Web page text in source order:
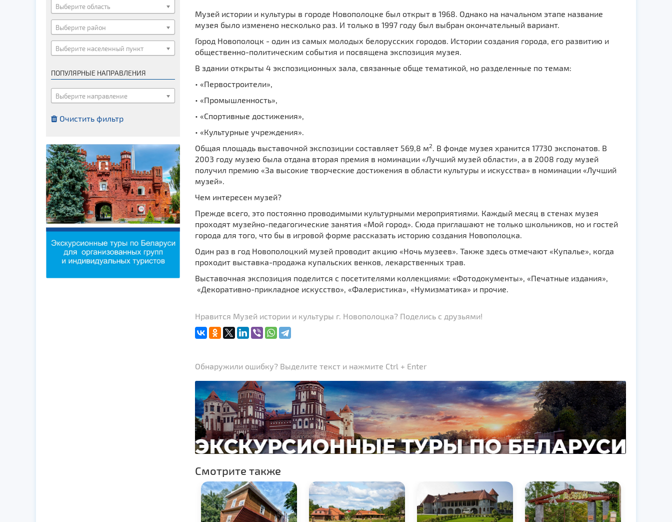
Памятники геодезии
Памятники природы
Памятники известным людям
Церкви
Костелы
Мечети
Кладбище
Культурные центры
Театры
Галереи
Концертные залы
Выберите область
Выберите район
Выберите населенный пункт
ПОПУЛЯРНЫЕ НАПРАВЛЕНИЯ
Выберите направление
Очистить фильтр
Музей истории и культуры в городе Новополоцке был открыт в 1968. Однако на начальном этапе название
музея было изменено несколько раз. И только в 1997 году был выбран окончательный вариант.
Город Новополоцк - один из самых молодых белорусских городов. Истории создания города, его развитию и
общественно-политическим события и посвящена экспозиция музея.
В здании открыты 4 экспозиционных зала, связанные обще тематикой, но разделенные по темам:
• «Первостроители»,
• «Промышленность»,
• «Спортивные достижения»,
• «Культурные учреждения».
Общая площадь выставочной экспозиции составляет 569,8 м2
. В фонде музея хранится 17730 экспонатов. В
2003 году музею была отдана вторая премия в номинации «Лучший музей области», а в 2008 году музей
получил премию «За высокие творческие достижения в области культуры и искусства» в номинации «Лучший
музей».
Чем интересен музей?
Прежде всего, это постоянно проводимыми культурными мероприятиями. Каждый месяц в стенах музея
проходят музейно-педагогические занятия «Мой город». Сюда приглашают не только школьников, но и гостей
города для того, что бы в игровой форме рассказать историю создания Новополоцка.
Один раз в год Новополоцкий музей проводит акцию «Ночь музеев». Также здесь отмечают «Купалье», когда
проходит выставка-продажа купальских венков, лекарственных трав.
Выставочная экспозиция поделится с посетителями коллекциями: «Фотодокументы», «Печатные издания»,
«Декоративно-прикладное искусство», «Фалеристика», «Нумизматика» и прочие.
Нравится Музей истории и культуры г. Новополоцка? Поделись с друзьями!
Обнаружили ошибку? Выделите текст и нажмите Ctrl + Enter
Смотрите также